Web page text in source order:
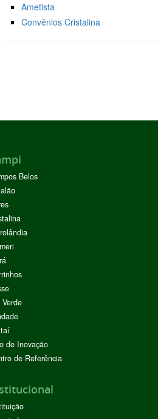
Ametista
Convênios Cristalina
Belos
de Inovação
de Referência